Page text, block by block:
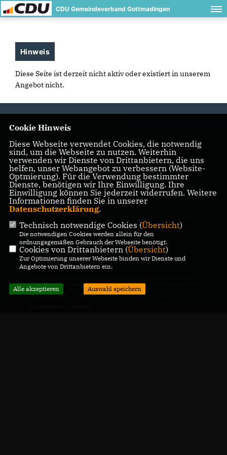
CDU Gemeindeverband Gottmadingen
Hinweis
Diese Seite ist derzeit nicht aktiv oder existiert in unserem
Angebot nicht.
IMPRESSUM DATENSCHUTZ KONTAKT
CDU Kreisverband Konstanz
CDU Baden-Württemberg
CDU Deutschlands
Andreas Jung, MdB
@2026 CDU Gemeindeverband
Gottmadingen
Realisation: Sharkness Media
Cookie Hinweis
Diese Webseite verwendet Cookies, die notwendig
sind, um die Webseite zu nutzen. Weiterhin
verwenden wir Dienste von Drittanbietern, die uns
helfen, unser Webangebot zu verbessern (Website-
Optmierung). Für die Verwendung bestimmter
Dienste, benötigen wir Ihre Einwilligung. Ihre
Einwilligung können Sie jederzeit widerrufen. Weitere
Informationen finden Sie in unserer
Datenschutzerklärung.
Technisch notwendige Cookies (Übersicht)
Die notwendigen Cookies werden allein für den
ordnungsgemäßen Gebrauch der Webseite benötigt.
Cookies von Drittanbietern (Übersicht)
Zur Optimierung unserer Webseite binden wir Dienste und
Angebote von Drittanbietern ein.
Alle akzeptieren Auswahl speichern